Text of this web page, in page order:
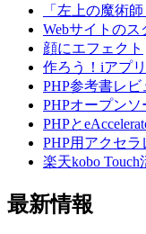
「左上の魔術
Webサイトのス
顔にエフェクト
作ろう！iアプリ
PHP参考書レビ
PHPオープン
PHPと
PHP用アクセラ
楽天kobo Touch
最新情報